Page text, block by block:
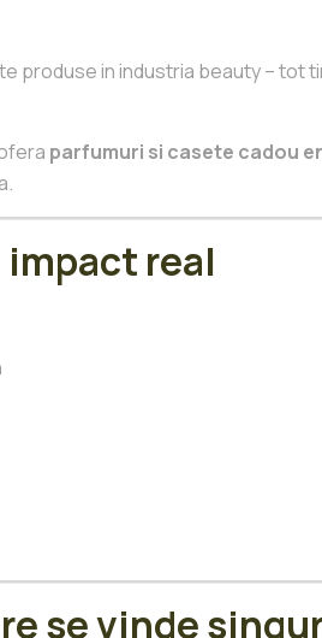
produse in industria beauty – tot
parfumuri si casete cadou
real
se vinde